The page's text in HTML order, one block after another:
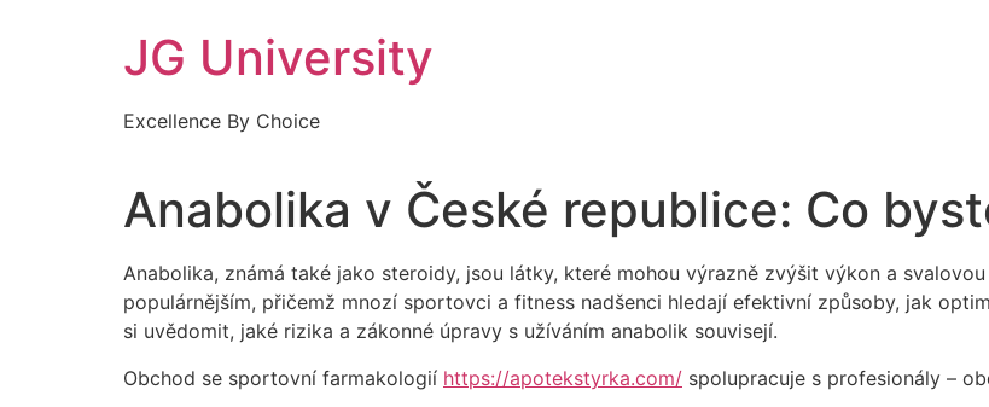
JG University
Excellence By Choice
Anabolika v České republice: Co
Anabolika, známá také jako steroidy, jsou látky, které mohou výrazně zvýšit výkon a
populárnějším, přičemž mnozí sportovci a fitness nadšenci hledají efektivní způsoby, jak
si uvědomit, jaké rizika a zákonné úpravy s užíváním anabolik souvisejí.
Obchod se sportovní farmakologií https://apotekstyrka.com/ spolupracuje s profesionály –